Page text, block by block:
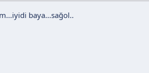
baya...sağol..